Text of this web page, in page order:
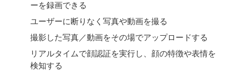
ーを録画できる
ユーザーに断りなく写真や動画を撮る
撮影した写真／動画をその場でアップロードする
リアルタイムで顔認証を実行し、顔の特徴や表情を
検知する